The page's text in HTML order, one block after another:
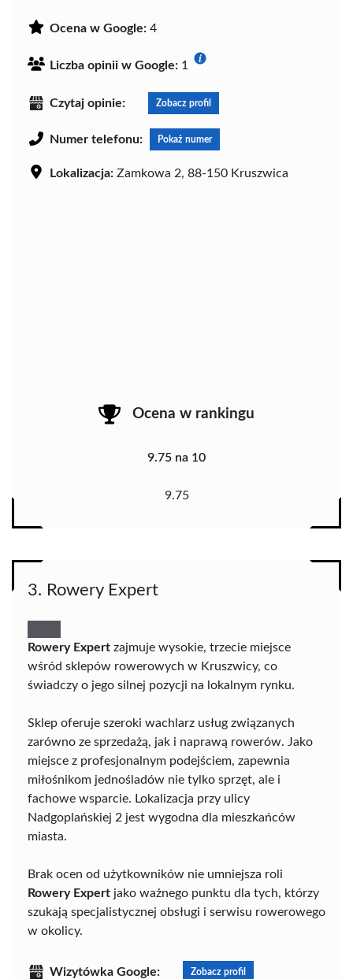
Ocena w Google: 4
Liczba opinii w Google: 1
Czytaj opinie: Zobacz profil
Numer telefonu: Pokaż numer
Lokalizacja: Zamkowa 2, 88-150 Kruszwica
Ocena w rankingu
9.75 na 10
9.75
3. Rowery Expert
Rowery Expert zajmuje wysokie, trzecie miejsce
wśród sklepów rowerowych w Kruszwicy, co
świadczy o jego silnej pozycji na lokalnym rynku.
Sklep oferuje szeroki wachlarz usług związanych
zarówno ze sprzedażą, jak i naprawą rowerów. Jako
miejsce z profesjonalnym podejściem, zapewnia
miłośnikom jednośladów nie tylko sprzęt, ale i
fachowe wsparcie. Lokalizacja przy ulicy
Nadgoplańskiej 2 jest wygodna dla mieszkańców
miasta.
Brak ocen od użytkowników nie umniejsza roli
Rowery Expert jako ważnego punktu dla tych, którzy
szukają specjalistycznej obsługi i serwisu rowerowego
w okolicy.
Wizytówka Google: Zobacz profil